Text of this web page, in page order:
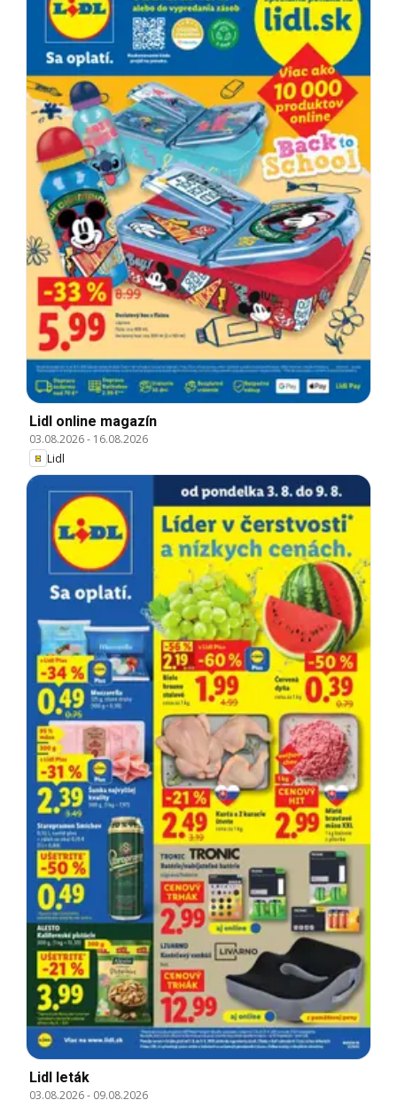
Lidl online magazín
03.08.2026- 16.08.2026
Lidl
Lidl leták
03.08.2026- 09.08.2026